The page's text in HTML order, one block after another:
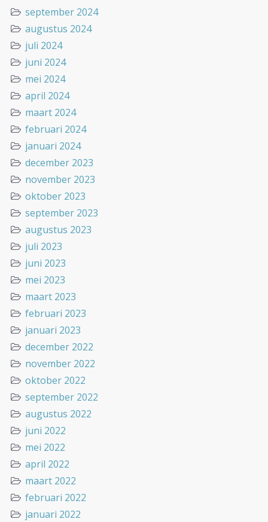
september 2024
augustus 2024
juli 2024
juni 2024
mei 2024
april 2024
maart 2024
februari 2024
januari 2024
december 2023
november 2023
oktober 2023
september 2023
augustus 2023
juli 2023
juni 2023
mei 2023
maart 2023
februari 2023
januari 2023
december 2022
november 2022
oktober 2022
september 2022
augustus 2022
juni 2022
mei 2022
april 2022
maart 2022
februari 2022
januari 2022